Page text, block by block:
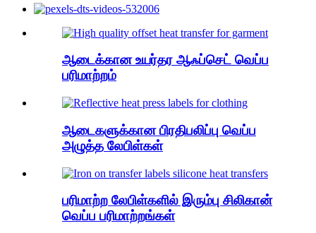
ஆடைக்கான உயர்தர ஆஃப்செட் வெப்ப
பரிமாற்றம்
ஆடைகளுக்கான பிரதிபலிப்பு வெப்ப
அழுத்த லேபிள்கள்
பரிமாற்ற லேபிள்களில் இரும்பு சிலிகான்
வெப்ப பரிமாற்றங்கள்